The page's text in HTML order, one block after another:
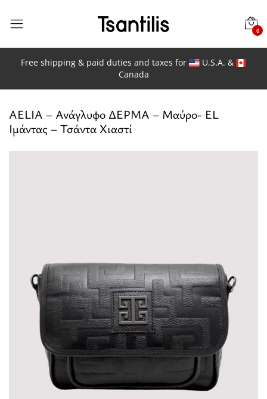
0
Free shipping & paid duties and taxes for
U.S.A. &
Canada
AELIA – Ανάγλυφο ΔΕΡΜΑ – Μαύρο- EL
Ιμάντας – Τσάντα Χιαστί